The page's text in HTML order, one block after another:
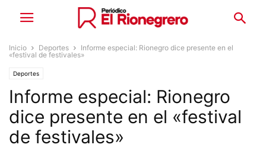
Inicio Deportes
Informe especial: Rionegro dice presente en el
«festival de festivales»
Deportes
Informe especial: Rionegro
dice presente en el «festival
de festivales»